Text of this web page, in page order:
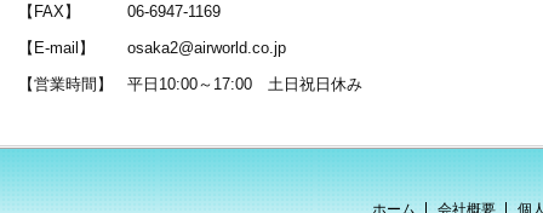
【FAX】
06-6947-1169
【E-mail】
osaka2@airworld.co.jp
【営業時間】
平日10:00～17:00 土日祝日休み
ホーム 会社概要
個